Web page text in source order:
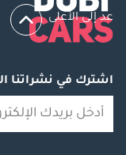
عد إلى الأعلى
اشترك في نشراتنا